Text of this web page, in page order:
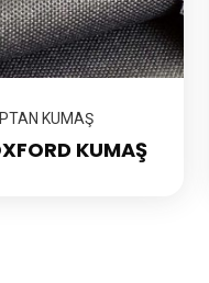
KUMAŞ
KUMAŞ